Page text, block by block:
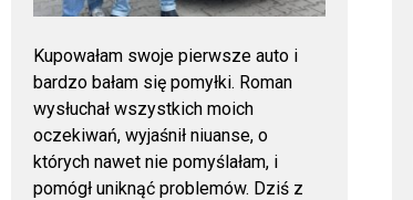
Kupowałam swoje pierwsze auto i
bardzo bałam się pomyłki. Roman
wysłuchał wszystkich moich
oczekiwań, wyjaśnił niuanse, o
których nawet nie pomyślałam, i
pomógł uniknąć problemów. Dziś z